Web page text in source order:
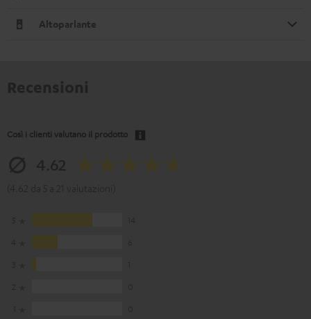
Altoparlante
Così i clienti valutano il prodotto